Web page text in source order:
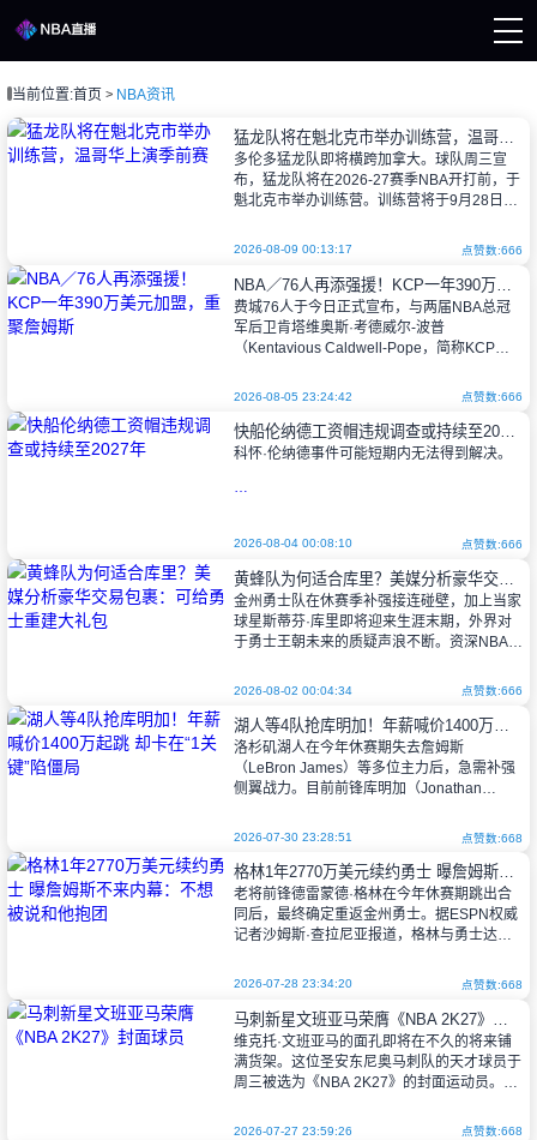
播
像
闻
当前位置:首页 NBA资讯
猛龙队将在魁北克市举办训练营，温哥华上演季前赛
多伦多猛龙队即将横跨加拿大。球队周三宣
布，猛龙队将在2026-27赛季NBA开打前，于
魁北克市举办训练营。训练营将于9月28日年
10月2日。
猛龙队
2026-08-09 00:13:17 点赞数:666
NBA／76人再添强援！KCP一年390万美元加盟，重聚詹姆斯
费城76人于今日正式宣布，与两届NBA总冠
军后卫肯塔维奥斯·考德威尔-波普
（Kentavious Caldwell-Pope，简称KCP）
2026-08-05 23:24:42 点赞数:666
快船伦纳德工资帽违规调查或持续至2027年
科怀·伦纳德事件可能短期内无法得到解决。
如果各方未能就调查结果或涉及球队处罚的和
伦纳德规避工资帽的调查
2026-08-04 00:08:10 点赞数:666
黄蜂队为何适合库里？美媒分析豪华交易包裹：可给勇士重建大礼包
金州勇士队在休赛季补强接连碰壁，加上当家
球星斯蒂芬·库里即将迎来生涯末期，外界对
于勇士王朝未来的质疑声浪不断。资深NBA分
2026-08-02 00:04:34 点赞数:666
洛杉矶湖人在今年休赛期失去詹姆斯
（LeBron James）等多位主力后，急需补强
侧翼战力。目前前锋库明加（Jonathan
杉矶湖人与克利夫兰骑士外
2026-07-30 23:28:51 点赞数:668
格林1年2770万美元续约勇士 曝詹姆斯不来内幕：不想被说和他抱团
老将前锋德雷蒙德·格林在今年休赛期跳出合
同后，最终确定重返金州勇士。据ESPN权威
记者沙姆斯·查拉尼亚报道，格林与勇士达成
这份新合同的金额与他当初为了给
2026-07-28 23:34:20 点赞数:668
维克托·文班亚马的面孔即将在不久的将来铺
满货架。这位圣安东尼奥马刺队的天才球员于
周三被选为《NBA 2K27》的封面运动员。
2026-07-27 23:59:26 点赞数:668